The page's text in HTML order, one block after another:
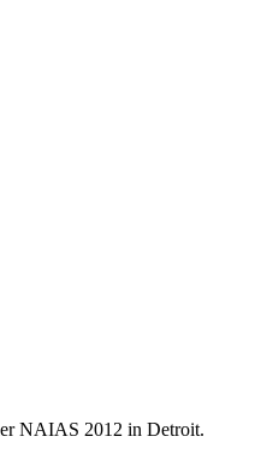
NAIAS 2012 in Detroit.